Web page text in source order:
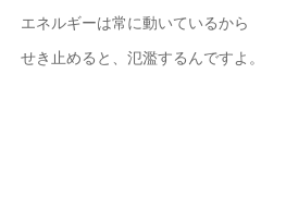
エネルギーは常に動いているから
せき止めると、氾濫するんですよ。